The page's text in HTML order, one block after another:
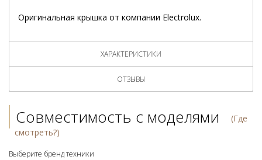
Оригинальная крышка от компании Electrolux.
ХАРАКТЕРИСТИКИ
ОТЗЫВЫ
Совместимость с моделями
(Где
смотреть?)
Выберите бренд техники